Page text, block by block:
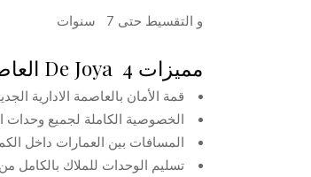
و التقسيط حتى 7 سنوات
مميزات De Joya 4 العاصمة الادارية الجديدة :
قمة الأمان بالعاصمة الادارية
الخصوصية الكاملة لجميع وحدات
المسافات بين العمارات داخل الكمبوند لا تقل عن 37 متر وتصل الى 40
تسليم الوحدات للملاك بالكامل